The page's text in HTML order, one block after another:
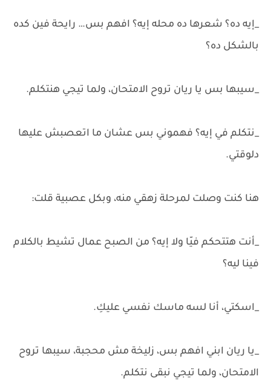
_إيه ده؟ شعرها ده محله إيه؟ افهم بس… رايحة فين كده
بالشكل ده؟
_سيبها بس يا ريان تروح الامتحان، ولما تيجي هنتكلم.
_نتكلم في إيه؟ فهموني بس عشان ما اتعصبش عليها
دلوقتي.
هنا كنت وصلت لمرحلة زهقي منه، وبكل عصبية قلت:
_أنت هتتحكم فيّا ولا إيه؟ من الصبح عمال تشيط بالكلام
فينا ليه؟
_اسكتي، أنا لسه ماسك نفسي عليكِ.
_يا ريان ابني افهم بس، زليخة مش محجبة، سيبها تروح
الامتحان، ولما تيجي نبقى نتكلم.